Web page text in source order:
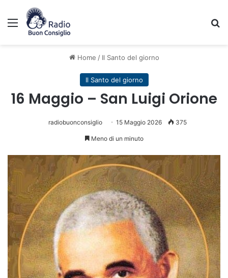
Menu
Home / Il Santo del giorno
Il Santo del giorno
16 Maggio – San Luigi Orione
radiobuonconsiglio 15 Maggio 2026 375
Meno di un minuto